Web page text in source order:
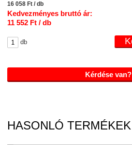
16 058 Ft / db
Kedvezményes bruttó ár:
11 552 Ft / db
db
Kérdése van?
HASONLÓ TERMÉKEK